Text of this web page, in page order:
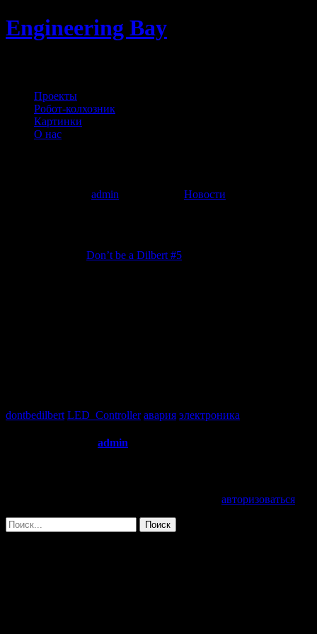
Engineering Bay
Проекты
Робот-колхозник
Картинки
О нас
admin Новости
Don’t be a Dilbert #5
dontbedilbert LED_Controller авария электроника
admin
авторизоваться
Поиск:
Поиск